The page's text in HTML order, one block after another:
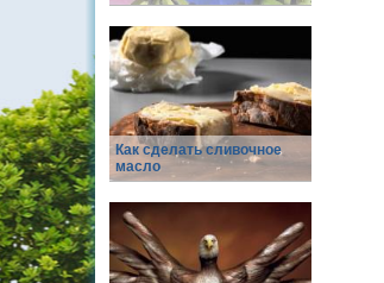
Как сделать сливочное
масло